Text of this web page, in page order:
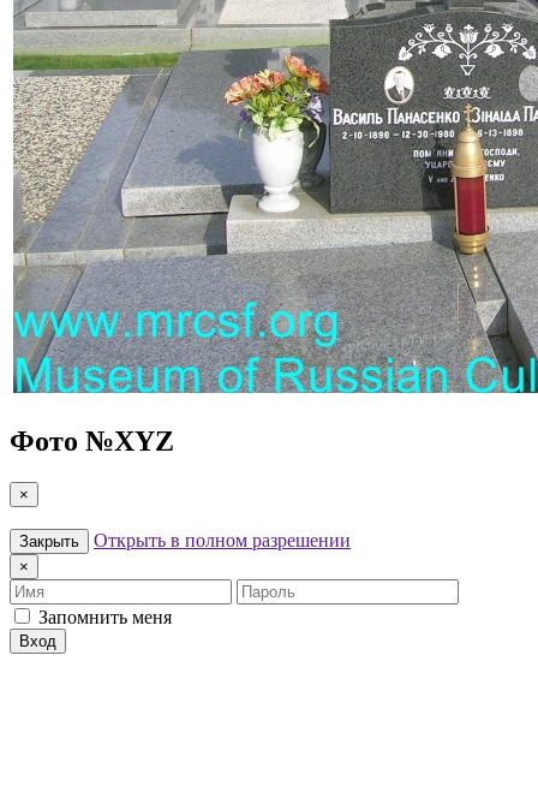
Фото №XYZ
×
Закрыть Открыть в полном разрешении
×
Имя
Пароль
Запомнить меня
Вход